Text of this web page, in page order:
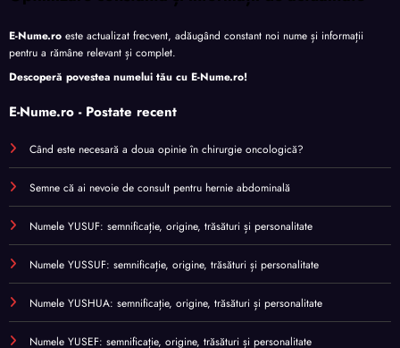
E-Nume.ro este actualizat frecvent, adăugând constant noi nume și informații
pentru a rămâne relevant și complet.
Descoperă povestea numelui tău cu E-Nume.ro!
E-Nume.ro - Postate recent
Când este necesară a doua opinie în chirurgie oncologică?
Semne că ai nevoie de consult pentru hernie abdominală
Numele YUSUF: semnificație, origine, trăsături și personalitate
Numele YUSSUF: semnificație, origine, trăsături și personalitate
Numele YUSHUA: semnificație, origine, trăsături și personalitate
Numele YUSEF: semnificație, origine, trăsături și personalitate